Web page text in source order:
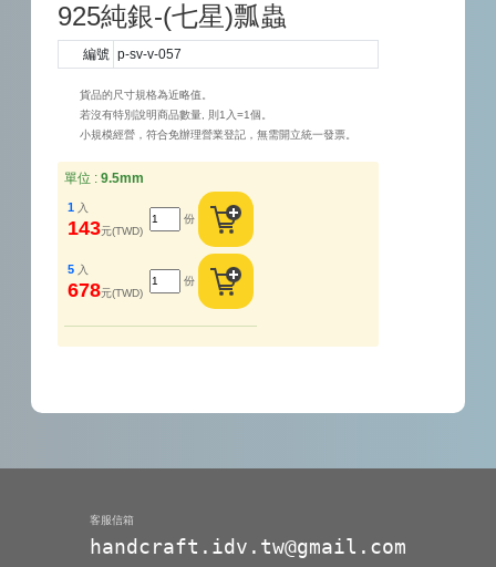
925純銀-(七星)瓢蟲
編號 p-sv-v-057
貨品的尺寸規格為近略值。
若沒有特別說明商品數量, 則1入=1個。
小規模經營，符合免辦理營業登記，無需開立統一發票。
單位 : 9.5mm
1 入
143元(TWD)
份
5 入
678元(TWD)
份
客服信箱
handcraft.idv.tw@gmail.com